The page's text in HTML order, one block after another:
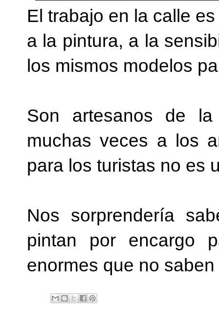
El trabajo en la calle
a la pintura, a la
los mismos modelos
Son artesanos de
muchas veces a los
para los turistas no es
Nos sorprendería
pintan por encargo
enormes que no